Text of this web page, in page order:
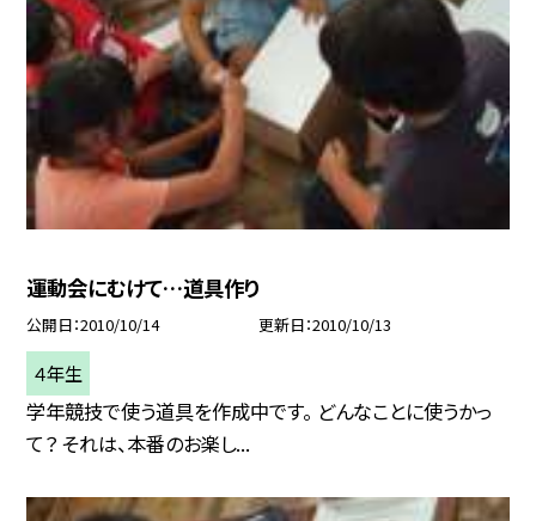
運動会にむけて…道具作り
公開日 2010/10/14 更新日 2010/10/13
４年生
学年競技で使う道具を作成中です。 どんなことに使うかっ
て？ それは、本番のお楽し...